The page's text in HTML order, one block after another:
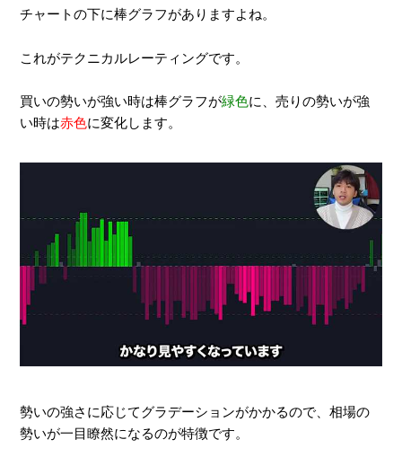
チャートの下に棒グラフがありますよね。
これがテクニカルレーティングです。
買いの勢いが強い時は棒グラフが緑色に、売りの勢いが強
い時は赤色に変化します。
勢いの強さに応じてグラデーションがかかるので、相場の
勢いが一目瞭然になるのが特徴です。